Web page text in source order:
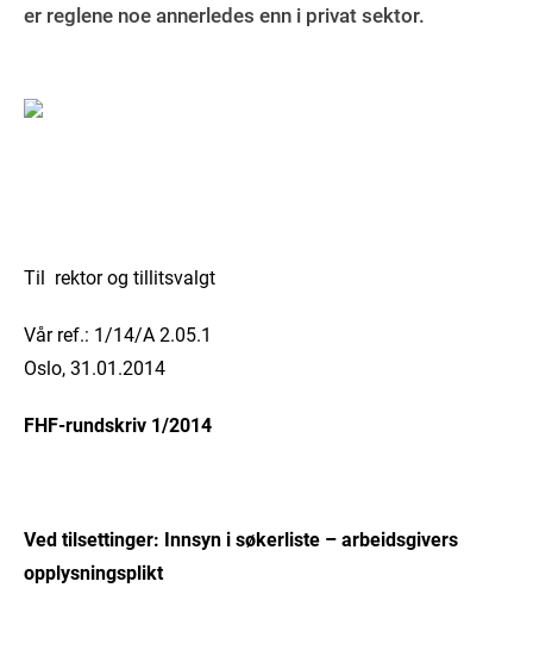
er reglene noe annerledes enn i privat sektor.
Til rektor og tillitsvalgt
Vår ref.: 1/14/A 2.05.1
Oslo, 31.01.2014
FHF-rundskriv 1/2014
Ved tilsettinger: Innsyn i søkerliste – arbeidsgivers
opplysningsplikt